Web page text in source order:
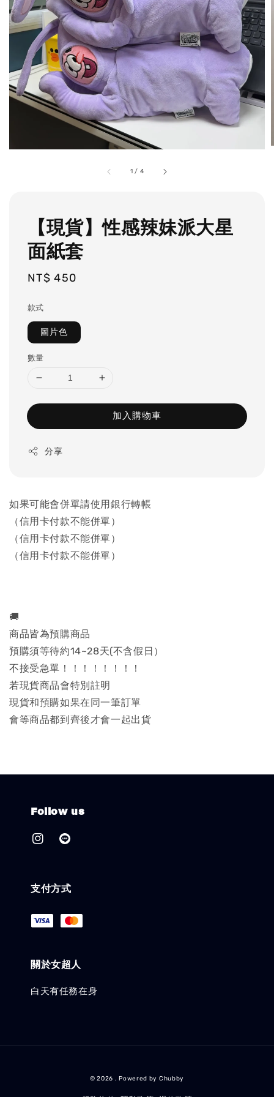
1 / 4
【現貨】性感辣妹派大星
面紙套
Regular
NT$ 450
款式
圖片色
數量
加入購物車
分享
如果可能會併單請使用銀行轉帳
（信用卡付款不能併單）
（信用卡付款不能併單）
（信用卡付款不能併單）
🚚
商品皆為預購商品
預購須等待約14~28天(不含假日）
不接受急單！！！！！！！！
若現貨商品會特別註明
現貨和預購如果在同一筆訂單
會等商品都到齊後才會一起出貨
Follow us
支付方式
關於女超人
白天有任務在身
© 2026 . Powered by Chubby